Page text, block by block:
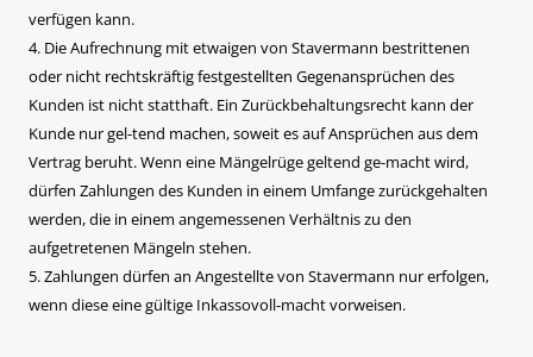
verfügen kann.
4. Die Aufrechnung mit etwaigen von Stavermann bestrittenen
oder nicht rechtskräftig festgestellten Gegenansprüchen des
Kunden ist nicht statthaft. Ein Zurückbehaltungsrecht kann der
Kunde nur gel-tend machen, soweit es auf Ansprüchen aus dem
Vertrag beruht. Wenn eine Mängelrüge geltend ge-macht wird,
dürfen Zahlungen des Kunden in einem Umfange zurückgehalten
werden, die in einem angemessenen Verhältnis zu den
aufgetretenen Mängeln stehen.
5. Zahlungen dürfen an Angestellte von Stavermann nur erfolgen,
wenn diese eine gültige Inkassovoll-macht vorweisen.